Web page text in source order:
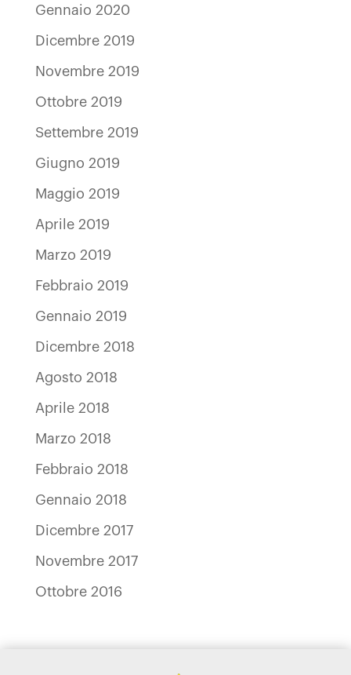
Gennaio 2020
Dicembre 2019
Novembre 2019
Ottobre 2019
Settembre 2019
Giugno 2019
Maggio 2019
Aprile 2019
Marzo 2019
Febbraio 2019
Gennaio 2019
Dicembre 2018
Agosto 2018
Aprile 2018
Marzo 2018
Febbraio 2018
Gennaio 2018
Dicembre 2017
Novembre 2017
Ottobre 2016